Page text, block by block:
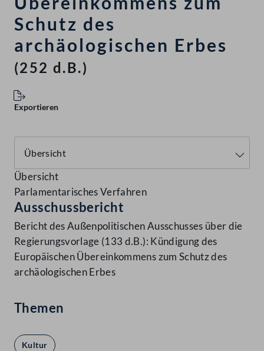
Schutz des
archäologischen Erbes
(252 d.B.)
Exportieren
Übersicht
Parlamentarisches Verfahren
Ausschussbericht
Bericht des Außenpolitischen Ausschusses über die
Regierungsvorlage (133 d.B.): Kündigung des
Europäischen Übereinkommens zum Schutz des
archäologischen Erbes
Themen
Kultur